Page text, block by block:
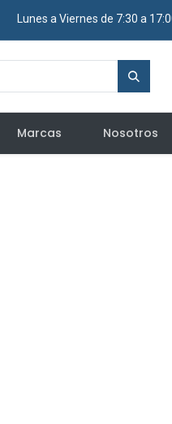
Lunes a Viernes de 7:30 a
Marcas Nosotros